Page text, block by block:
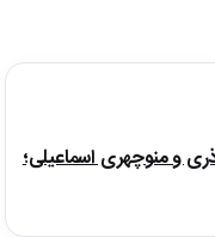
seconds
و منوچهری اسماعیلی؛